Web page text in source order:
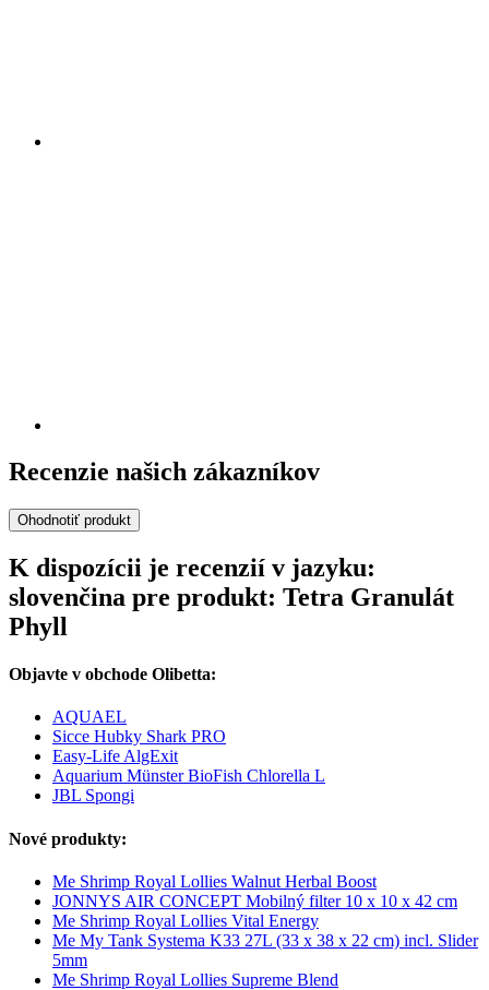
Recenzie našich zákazníkov
Ohodnotiť produkt
K dispozícii je recenzií v jazyku:
slovenčina pre produkt: Tetra Granulát
Phyll
Objavte v obchode Olibetta:
AQUAEL
Sicce Hubky Shark PRO
Easy-Life AlgExit
Aquarium Münster BioFish Chlorella L
JBL Spongi
Nové produkty:
Me Shrimp Royal Lollies Walnut Herbal Boost
JONNYS AIR CONCEPT Mobilný filter 10 x 10 x 42 cm
Me Shrimp Royal Lollies Vital Energy
Me My Tank Systema K33 27L (33 x 38 x 22 cm) incl. Slider
5mm
Me Shrimp Royal Lollies Supreme Blend